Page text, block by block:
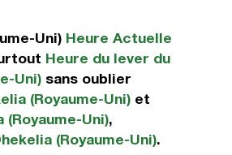
Uni) Heure Actuelle
Heure du lever du
Uni) sans oublier
(Royaume-Uni) et
Uni),
(Royaume-Uni).